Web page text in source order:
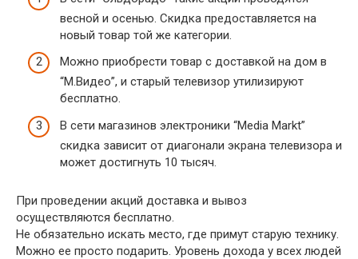
весной и осенью. Скидка предоставляется на
новый товар той же категории.
Можно приобрести товар с доставкой на дом в
“М.Видео”, и старый телевизор утилизируют
бесплатно.
В сети магазинов электроники “Media Markt”
скидка зависит от диагонали экрана телевизора и
может достигнуть 10 тысяч.
При проведении акций доставка и вывоз
осуществляются бесплатно.
Не обязательно искать место, где примут старую технику.
Можно ее просто подарить. Уровень дохода у всех людей